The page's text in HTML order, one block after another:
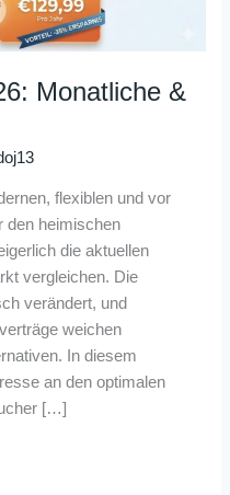
Monatliche &
flexiblen und vor
den heimischen
die aktuellen
vergleichen. Die
verändert, und
weichen
In diesem
an den optimalen
[…]